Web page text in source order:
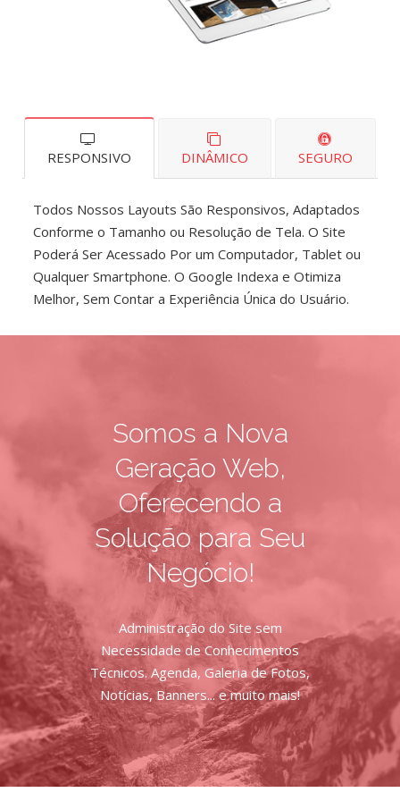
RESPONSIVO DINÂMICO SEGURO
Todos Nossos Layouts São Responsivos, Adaptados
Conforme o Tamanho ou Resolução de Tela. O Site
Poderá Ser Acessado Por um Computador, Tablet ou
Qualquer Smartphone. O Google Indexa e Otimiza
Melhor, Sem Contar a Experiência Única do Usuário.
Somos a Nova
Geração Web,
Oferecendo a
Solução para Seu
Negócio!
Administração do Site sem
Necessidade de Conhecimentos
Técnicos. Agenda, Galeria de Fotos,
Notícias, Banners... e muito mais!